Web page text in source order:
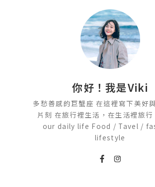
你好！我是Viki
多愁善感的巨蟹座 在這裡寫下美好
片刻 在旅行裡生活，在生活裡旅
our daily life Food / Tavel /
lifestyle